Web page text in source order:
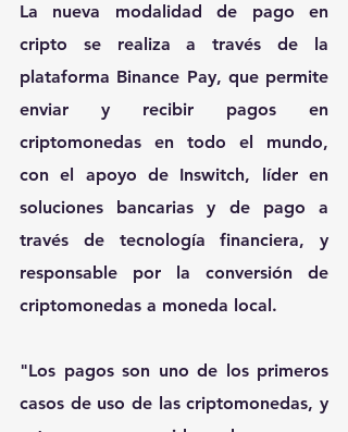
La nueva modalidad de pago en
cripto se realiza a través de la
plataforma Binance Pay, que permite
enviar y recibir pagos en
criptomonedas en todo el mundo,
con el apoyo de Inswitch, líder en
soluciones bancarias y de pago a
través de tecnología financiera, y
responsable por la conversión de
criptomonedas a moneda local.
"Los pagos son uno de los primeros
casos de uso de las criptomonedas, y